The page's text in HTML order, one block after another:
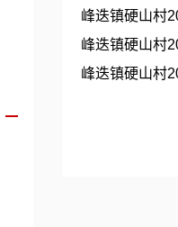
峰迭镇硬山村
峰迭镇硬山村
峰迭镇硬山村